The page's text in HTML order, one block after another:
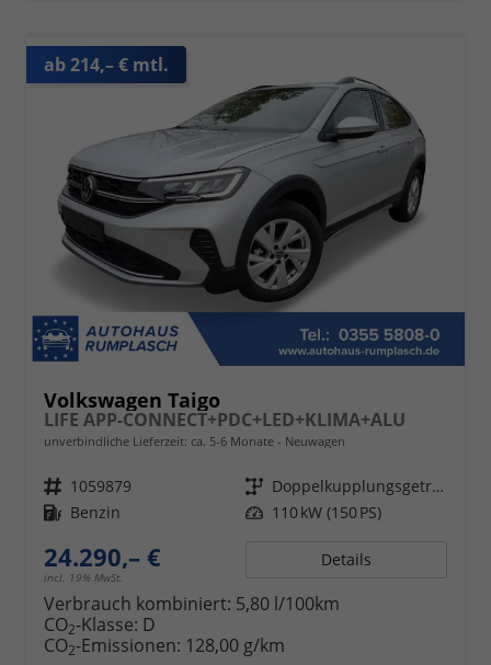
ab 214,– € mtl.
Volkswagen Taigo
LIFE APP-CONNECT+PDC+LED+KLIMA+ALU
unverbindliche Lieferzeit: ca. 5-6 Monate Neuwagen
Fahrzeugnr. 1059879 Getriebe
Doppelkupplungsgetriebe (DSG)
Kraftstoff Benzin Leistung 110 kW (150 PS)
24.290,– €
incl. 19% MwSt.
Details
Verbrauch kombiniert: 5,80 l/100km
CO2-Klasse: D
CO2-Emissionen: 128,00 g/km